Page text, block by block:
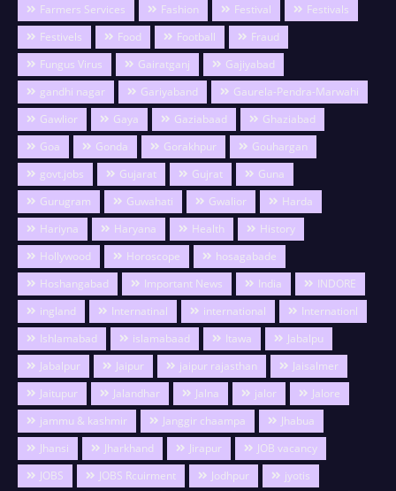
Farmers Services
Fashion Festival
Festivals
Festivels
Food Football
Fraud
Fungus Virus
Gairatganj
Gajiyabad
gandhi nagar
Gariyaband
Gaurela-Pendra-Marwahi
Gawlior
Gaya Gaziabaad
Ghaziabad
Goa
Gonda Gorakhpur
Gouhargan
govt.jobs
Gujarat Gujrat
Guna
Gurugram
Guwahati Gwalior
Harda
Hariyna
Haryana Health
History
Hollywood
Horoscope
hosagabade
Hoshangabad
Important News India
INDORE
ingland
Internatinal international
Internationl
Ishlamabad
islamabaad Itawa
Jabalpu
Jabalpur
Jaipur jaipur rajasthan
Jaisalmer
Jaitupur
Jalandhar Jalna jalor
Jalore
jammu & kashmir
Janggir chaampa
Jhabua
Jhansi
Jharkhand Jirapur
JOB vacancy
JOBS
JOBS Rcuirment Jodhpur
jyotis